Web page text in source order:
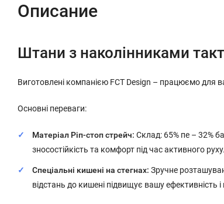
Описание
Штани з наколінниками
Виготовлені компанією FCT Design – працюємо для
Основні переваги:
Матеріал Ріп-стоп стрейч: Склад: 65% пе – 32%
зносостійкість та комфорт під час активного руху.
Спеціальні кишені на стегнах: Зручне
відстань до кишені підвищує вашу ефективність і